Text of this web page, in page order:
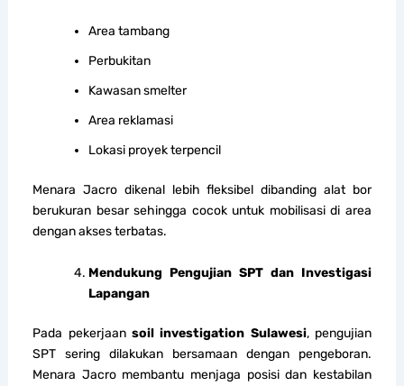
Area tambang
Perbukitan
Kawasan smelter
Area reklamasi
Lokasi proyek terpencil
Menara Jacro dikenal lebih fleksibel dibanding alat bor
berukuran besar sehingga cocok untuk mobilisasi di area
dengan akses terbatas.
Mendukung Pengujian SPT dan Investigasi
Lapangan
Pada pekerjaan soil investigation Sulawesi, pengujian
SPT sering dilakukan bersamaan dengan pengeboran.
Menara Jacro membantu menjaga posisi dan kestabilan